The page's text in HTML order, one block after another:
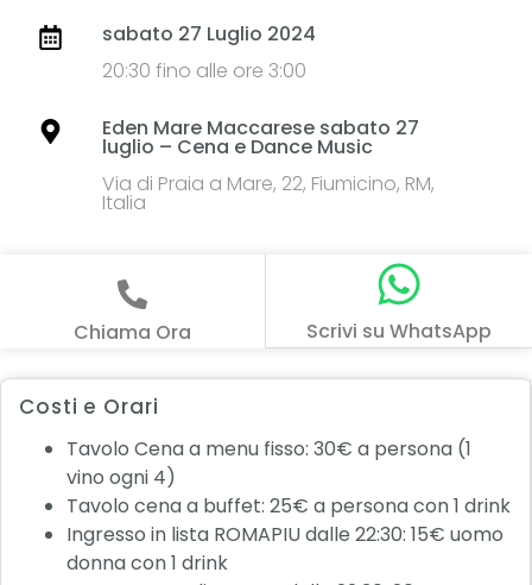
sabato 27 Luglio 2024
20:30 fino alle ore 3:00
Eden Mare Maccarese sabato 27
luglio – Cena e Dance Music
Via di Praia a Mare, 22, Fiumicino, RM,
Italia
Chiama Ora Scrivi su WhatsApp
Costi e Orari
Tavolo Cena a menu fisso: 30€ a persona (1
vino ogni 4)
Tavolo cena a buffet: 25€ a persona con 1 drink
Ingresso in lista ROMAPIU dalle 22:30: 15€ uomo
donna con 1 drink